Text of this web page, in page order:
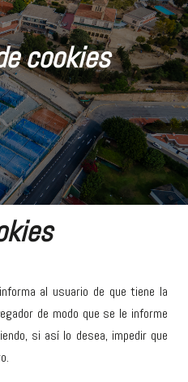
cookies
al usuario de que tiene la
de modo que se le informe
si así lo desea, impedir que